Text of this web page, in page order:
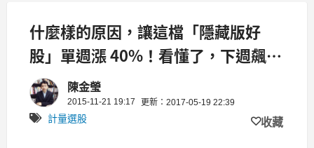
什麼樣的原因，讓這檔「隱藏版好
股」單週漲 40%！看懂了，下週飆股
清單，自然是 ____
陳金瑩
2015-11-21 19:17 更新：2017-05-19 22:39
計量選股 收藏